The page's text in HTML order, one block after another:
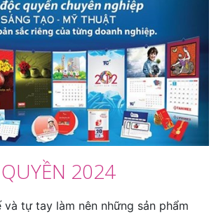
2024
và tự tay làm nên những sản phẩm